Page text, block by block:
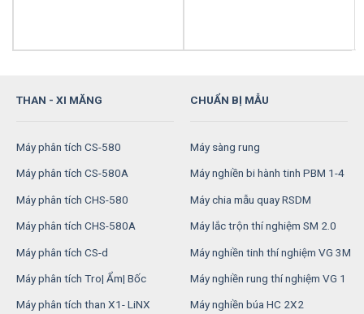
THAN - XI MĂNG
Máy phân tích CS-580
Máy phân tích CS-580A
Máy phân tích CHS-580
Máy phân tích CHS-580A
Máy phân tích CS-d
Máy phân tích Tro| Ẩm| Bốc
Máy phân tích than X1- LiNX
CHUẨN BỊ MẪU
Máy sàng rung
Máy nghiền bi hành tinh PBM 1-4
Máy chia mẫu quay RSDM
Máy lắc trộn thí nghiệm SM 2.0
Máy nghiền tinh thí nghiệm VG 3M
Máy nghiền rung thí nghiệm VG 1
Máy nghiền búa HC 2X2